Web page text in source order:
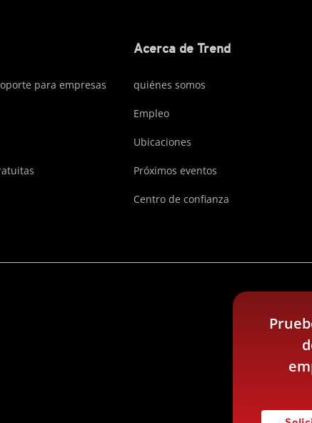
para empresas
Acerca de Trend
quiénes somos
Empleo
Ubicaciones
Próximos eventos
Centro de confianza